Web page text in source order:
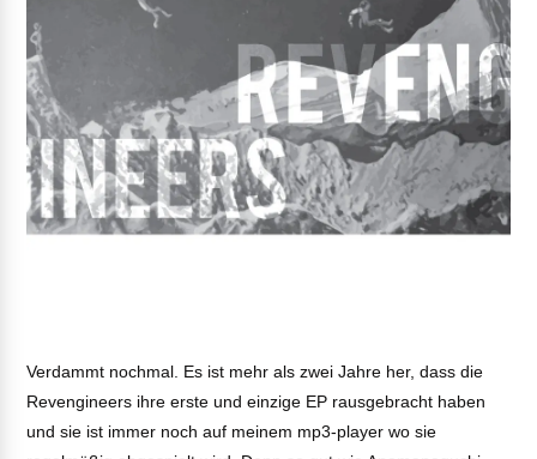
Verdammt nochmal. Es ist mehr als zwei Jahre her, dass die
Revengineers ihre erste und einzige EP rausgebracht haben
und sie ist immer noch auf meinem mp3-player wo sie